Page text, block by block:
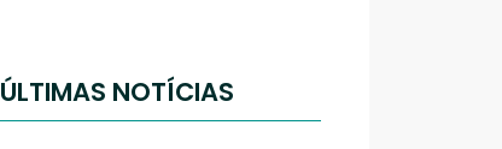
ÚLTIMAS NOTÍCIAS